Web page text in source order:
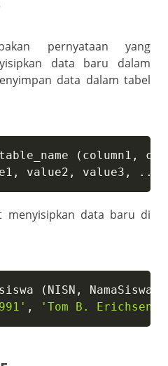
pernyataan yang
data baru dalam
data dalam tabel
( column1 ,
, value2 , value3 , . .
menyisipkan data baru di
( NISN , NamaSiswa
, 'Tom B. Erichsen'